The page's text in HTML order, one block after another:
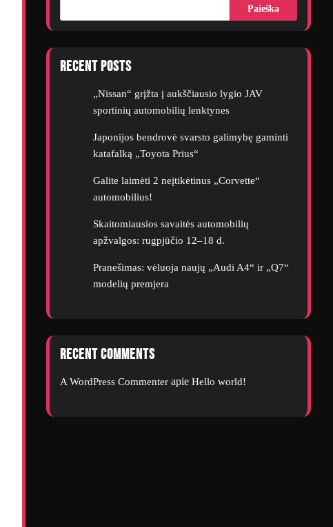
Paieška
Recent Posts
„Nissan“ grįžta į aukščiausio lygio JAV
sportinių automobilių lenktynes
Japonijos bendrovė svarsto galimybę gaminti
katafalką „Toyota Prius“
Galite laimėti 2 neįtikėtinus „Corvette“
automobilius!
Skaitomiausios savaitės automobilių
apžvalgos: rugpjūčio 12–18 d.
Pranešimas: vėluoja naujų „Audi A4“ ir „Q7“
modelių premjera
Recent Comments
A WordPress Commenter apie Hello world!